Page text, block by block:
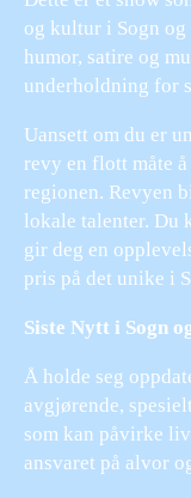
og kultur i Sogn
humor, satire og
underholdning for
Uansett om du er
revy en flott måte å
regionen. Revyen
lokale talenter. Du
gir deg en
pris på det unike i
Siste Nytt i Sogn
Å holde seg
avgjørende,
som kan påvirke
ansvaret på alvor